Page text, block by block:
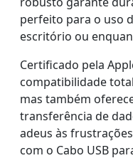
perfeito para o uso
escritório ou
Certificado pela
compatibilidade
mas também
transferência de
adeus às
com o Cabo USB